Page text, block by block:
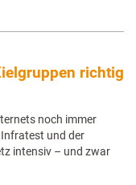
richtig
noch immer
und der
intensiv – und zwar